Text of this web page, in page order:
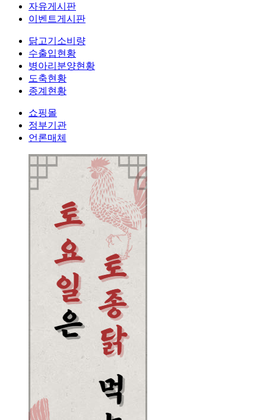
자유게시판
이벤트게시판
닭고기소비량
수출입현황
병아리분양현황
도축현황
종계현황
쇼핑몰
정부기관
언론매체